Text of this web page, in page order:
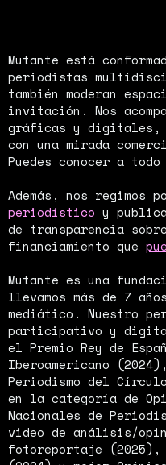
Mutante está
periodistas
también moderan
invitación. Nos
gráficas y digitales,
con una mirada
Puedes conocer a
Además, nos regimos
periodístico y
de transparencia
financiamiento que
Mutante es una
llevamos más de 7
mediático. Nuestro
participativo y
el Premio Rey de
Iberoamericano
Periodismo del
en la categoría de
Nacionales de
video de análisis/
fotoreportaje (2025),